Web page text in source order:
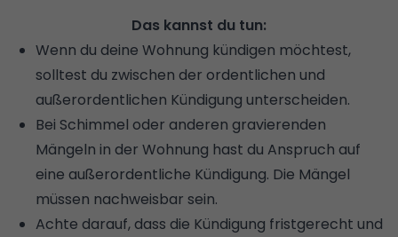
Das kannst du tun:
Wenn du deine Wohnung kündigen möchtest,
solltest du zwischen der ordentlichen und
außerordentlichen Kündigung unterscheiden.
Bei Schimmel oder anderen gravierenden
Mängeln in der Wohnung hast du Anspruch auf
eine außerordentliche Kündigung. Die Mängel
müssen nachweisbar sein.
Achte darauf, dass die Kündigung fristgerecht und